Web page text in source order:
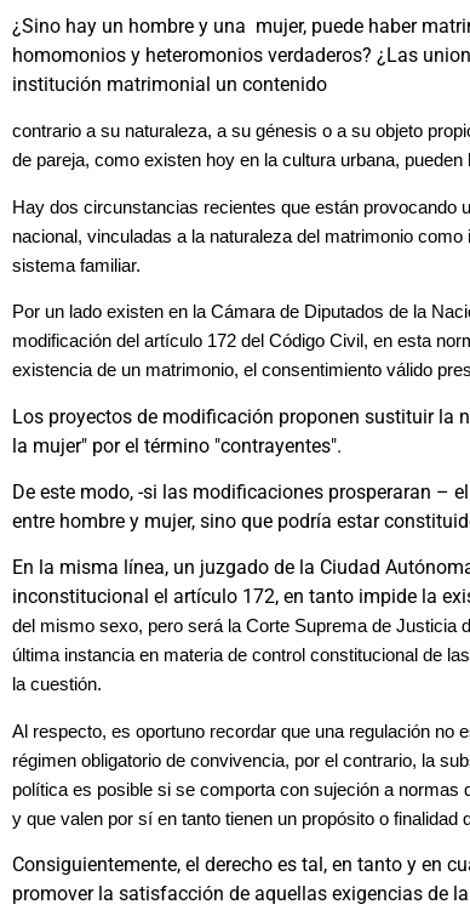
¿Sino hay un hombre y una mujer, puede haber
homomonios y heteromonios verdaderos? ¿Las
institución matrimonial un contenido
contrario a su naturaleza, a su génesis o a su objeto
de pareja, como existen hoy en la cultura urbana,
Hay dos circunstancias recientes que están provocando
nacional, vinculadas a la naturaleza del matrimonio
sistema familiar.
Por un lado existen en la Cámara de Diputados de la
modificación del artículo 172 del Código Civil, en esta
existencia de un matrimonio, el consentimiento válido
Los proyectos de modificación proponen sustituir la
la mujer" por el término "contrayentes".
De este modo, -si las modificaciones prosperaran –
entre hombre y mujer, sino que podría estar
En la misma línea, un juzgado de la Ciudad
inconstitucional el artículo 172, en tanto impide la
del mismo sexo, pero será la Corte Suprema de Justicia
última instancia en materia de control constitucional de
la cuestión.
Al respecto, es oportuno recordar que una regulación no
régimen obligatorio de convivencia, por el contrario, la
política es posible si se comporta con sujeción a normas
y que valen por sí en tanto tienen un propósito o finalidad
Consiguientemente, el derecho es tal, en tanto y en
promover la satisfacción de aquellas exigencias de